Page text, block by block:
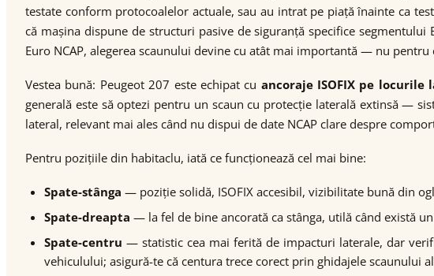
testate conform protocoalelor actuale, sau au intrat pe piață înainte ca
că mașina dispune de structuri pasive de siguranță specifice
Euro NCAP, alegerea scaunului devine cu atât mai importantă — nu
Vestea bună: Peugeot 207 este echipat cu ancoraje ISOFIX pe
generală este să optezi pentru un scaun cu protecție laterală extinsă —
lateral, relevant mai ales când nu dispui de date NCAP clare despre
Pentru pozițiile din habitaclu, iată ce funcționează cel mai bine:
Spate-stânga — poziție solidă, ISOFIX accesibil, vizibilitate bună din
Spate-dreapta — la fel de bine ancorată ca stânga, utilă când există
Spate-centru — statistic cea mai ferită de impacturi laterale, dar
vehiculului; asigură-te că centura trece corect prin ghidajele scaunului